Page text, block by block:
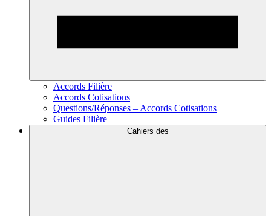
Accords Filière
Accords Cotisations
Questions/Réponses – Accords Cotisations
Guides Filière
Cahiers des